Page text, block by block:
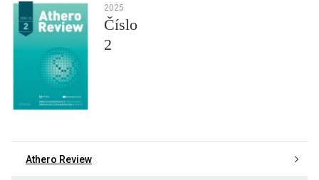
2025
Číslo
2
Athero Review